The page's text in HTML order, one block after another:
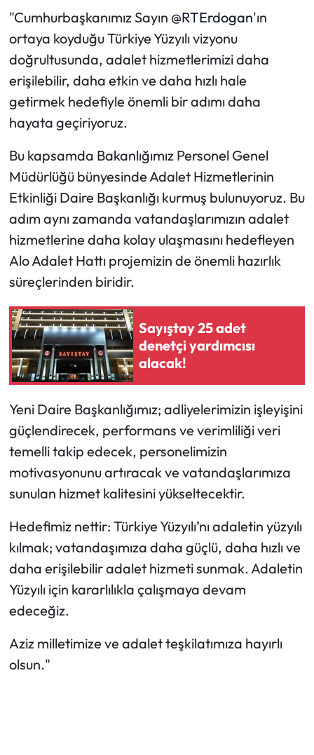
"Cumhurbaşkanımız Sayın @RTErdogan'ın
ortaya koyduğu Türkiye Yüzyılı vizyonu
doğrultusunda, adalet hizmetlerimizi daha
erişilebilir, daha etkin ve daha hızlı hale
getirmek hedefiyle önemli bir adımı daha
hayata geçiriyoruz.
Bu kapsamda Bakanlığımız Personel Genel
Müdürlüğü bünyesinde Adalet Hizmetlerinin
Etkinliği Daire Başkanlığı kurmuş bulunuyoruz. Bu
adım aynı zamanda vatandaşlarımızın adalet
hizmetlerine daha kolay ulaşmasını hedefleyen
Alo Adalet Hattı projemizin de önemli hazırlık
süreçlerinden biridir.
Sayıştay 25 adet
denetçi yardımcısı
alacak!
Yeni Daire Başkanlığımız; adliyelerimizin işleyişini
güçlendirecek, performans ve verimliliği veri
temelli takip edecek, personelimizin
motivasyonunu artıracak ve vatandaşlarımıza
sunulan hizmet kalitesini yükseltecektir.
Hedefimiz nettir: Türkiye Yüzyılı’nı adaletin yüzyılı
kılmak; vatandaşımıza daha güçlü, daha hızlı ve
daha erişilebilir adalet hizmeti sunmak. Adaletin
Yüzyılı için kararlılıkla çalışmaya devam
edeceğiz.
Aziz milletimize ve adalet teşkilatımıza hayırlı
olsun."